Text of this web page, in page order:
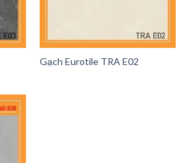
Gạch Eurotile TRA E02